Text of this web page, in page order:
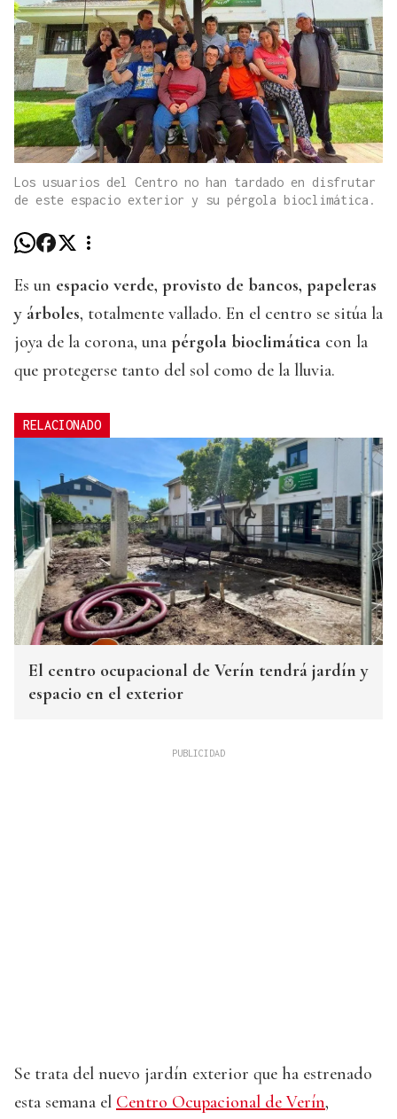
Los usuarios del Centro no han tardado en disfrutar
de este espacio exterior y su pérgola bioclimática.
Es un espacio verde, provisto de bancos, papeleras
y árboles, totalmente vallado. En el centro se sitúa la
joya de la corona, una pérgola bioclimática con la
que protegerse tanto del sol como de la lluvia.
RELACIONADO
El centro ocupacional de Verín tendrá jardín y
espacio en el exterior
Se trata del nuevo jardín exterior que ha estrenado
esta semana el Centro Ocupacional de Verín,